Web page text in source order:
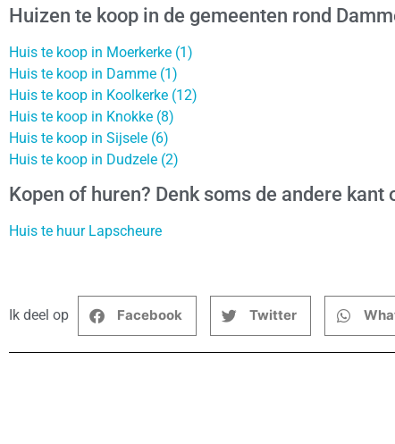
Huizen te koop in de gemeenten rond
Huis te koop in Moerkerke (1)
Huis te koop in Damme (1)
Huis te koop in Koolkerke (12)
Huis te koop in Knokke (8)
Huis te koop in Sijsele (6)
Huis te koop in Dudzele (2)
Kopen of huren? Denk soms de andere kant
Huis te huur Lapscheure
Ik deel op Facebook Twitter